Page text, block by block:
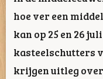
hoe ver een
kan op 25 en 26
kasteelschutters
krijgen uitleg